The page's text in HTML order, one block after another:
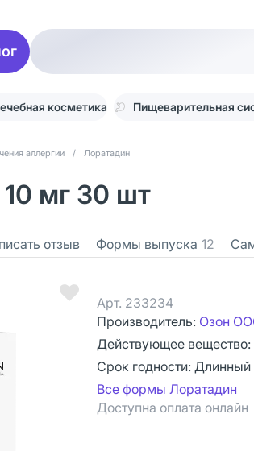
косметика Пищеварительная
аллергии / Лоратадин
мг 30 шт
отзыв Формы выпуска 12
Арт. 233234
Производитель: Озон
Действующее вещество:
Срок годности: Длинный
Все формы Лоратадин
Доступна оплата онлайн